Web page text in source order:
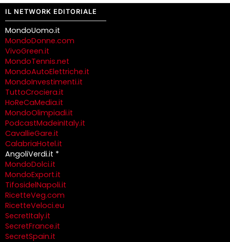
IL NETWORK EDITORIALE
MondoUomo.it
MondoDonne.com
VivoGreen.it
MondoTennis.net
MondoAutoElettriche.it
MondoInvestimenti.it
TuttoCrociera.it
HoReCaMedia.it
MondoOlimpiadi.it
PodcastMadeinItaly.it
CavallieGare.it
CalabriaHotel.it
AngoliVerdi.it *
MondoDolci.it
MondoExport.it
TifosidelNapoli.it
RicetteVeg.com
RicetteVeloci.eu
SecretItaly.it
SecretFrance.it
SecretSpain.it